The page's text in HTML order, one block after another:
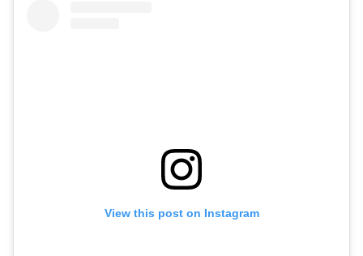
View this post on Instagram